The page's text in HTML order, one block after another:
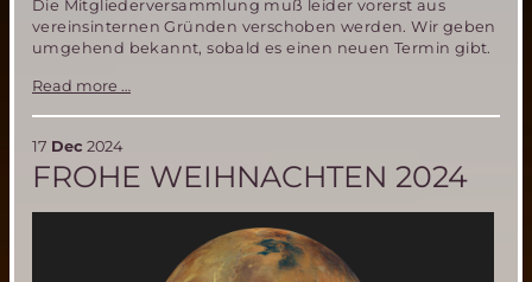
Die Mitgliederversammlung muß leider vorerst aus
vereinsinternen Gründen verschoben werden. Wir geben
umgehend bekannt, sobald es einen neuen Termin gibt.
Read more …
17 Dec 2024
FROHE WEIHNACHTEN 2024